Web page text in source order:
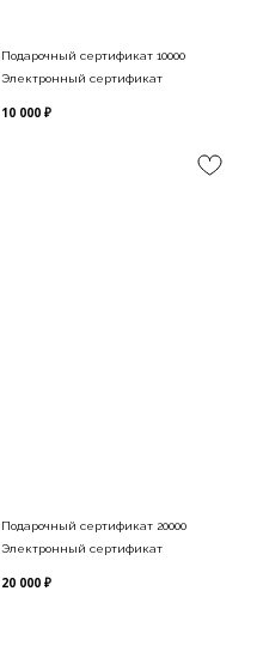
Подарочный сертификат 10000
Электронный сертификат
10 000 ₽
Подарочный сертификат 20000
Электронный сертификат
20 000 ₽